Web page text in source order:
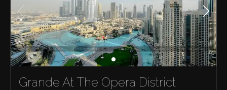
Grande At The Opera District